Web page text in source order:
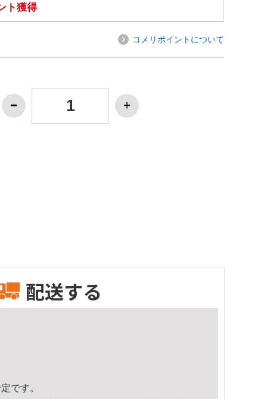
ト獲得
コメリポイントについて
配送する
です。